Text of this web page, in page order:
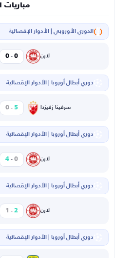
مباريات
الدوري الأوروبي | الأدوار الإقصائية
لارن 0
-
0
دوري أبطال أوروبا | الأدوار الإقصائية
سرفينا زفيزدا 5
-
0
دوري أبطال أوروبا | الأدوار الإقصائية
لارن 0
-
4
دوري أبطال أوروبا | الأدوار الإقصائية
لارن 2
-
1
دوري أبطال أوروبا | الأدوار الإقصائية